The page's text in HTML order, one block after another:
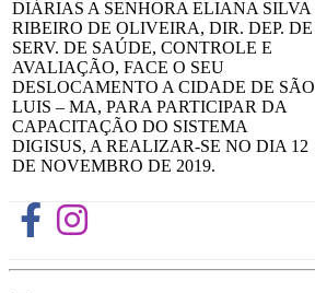
DIÁRIAS A SENHORA ELIANA SILVA
RIBEIRO DE OLIVEIRA, DIR. DEP. DE
SERV. DE SAÚDE, CONTROLE E
AVALIAÇÃO, FACE O SEU
DESLOCAMENTO A CIDADE DE SÃO
LUIS – MA, PARA PARTICIPAR DA
CAPACITAÇÃO DO SISTEMA
DIGISUS, A REALIZAR-SE NO DIA 12
DE NOVEMBRO DE 2019.